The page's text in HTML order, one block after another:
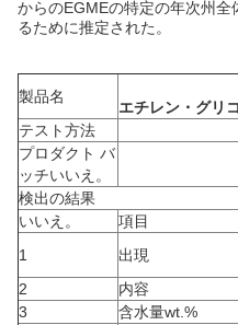
からのEGMEの特定の年次州
るために推定された。
製品名
エチレン・グリ
テスト方法
プロダクト バ
ッチいいえ。
検出の結果
いいえ。
項目
1
出現
2
内容
3
含水量wt.%